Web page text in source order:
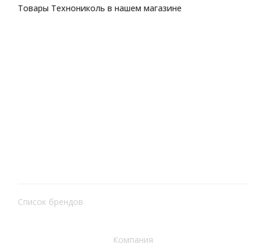
Товары Технониколь в нашем магазине
Список брендов
Компания